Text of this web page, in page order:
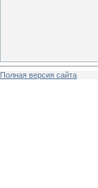
Полная версия сайта